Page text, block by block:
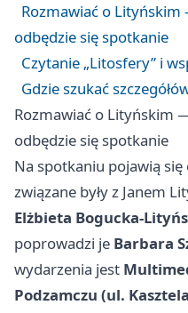
Rozmawiać o
odbędzie się spotkanie
Czytanie „Litosfery” i
Gdzie szukać
Rozmawiać o Lityńskim
odbędzie się spotkanie
Na spotkaniu pojawią
związane były z Janem
Elżbieta Bogucka-
poprowadzi je Barbara
wydarzenia jest
Podzamczu (ul.